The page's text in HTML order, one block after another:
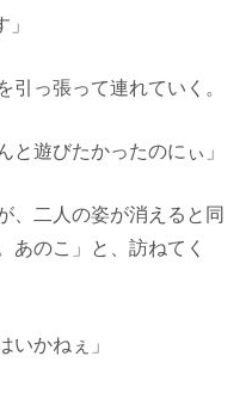
っ張って連れていく。
と遊びたかったのにぃ」
、二人の姿が消えると同
あのこ」と、訪ねてく
いかねぇ」